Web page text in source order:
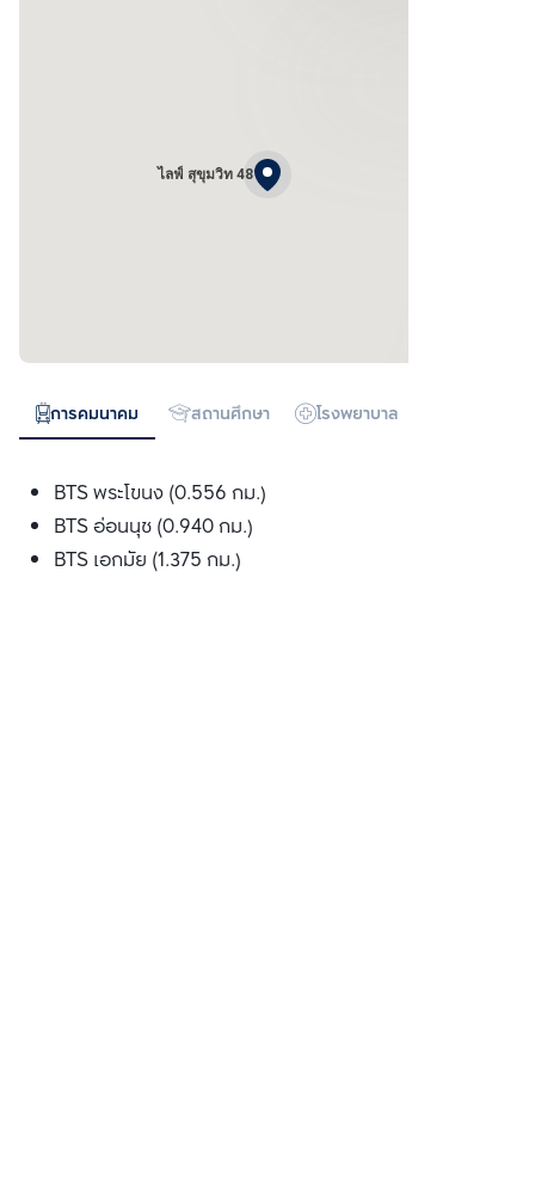
ไลฟ์ สุขุมวิท 48
การคมนาคม สถานศึกษา โรงพยาบาล
BTS พระโขนง (0.556 กม.)
BTS อ่อนนุช (0.940 กม.)
BTS เอกมัย (1.375 กม.)